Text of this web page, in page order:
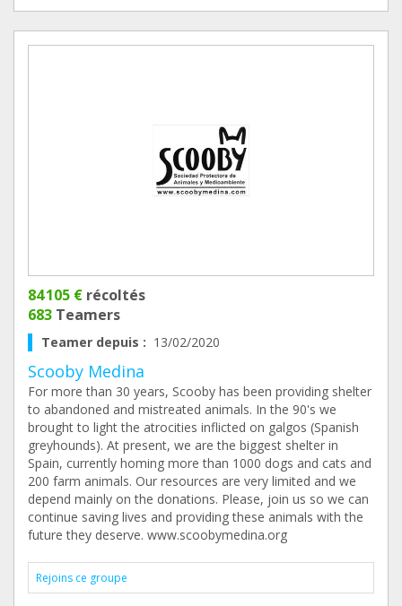
84 105 € récoltés
683 Teamers
Teamer depuis : 13/02/2020
Scooby Medina
For more than 30 years, Scooby has been providing shelter
to abandoned and mistreated animals. In the 90's we
brought to light the atrocities inflicted on galgos (Spanish
greyhounds). At present, we are the biggest shelter in
Spain, currently homing more than 1000 dogs and cats and
200 farm animals. Our resources are very limited and we
depend mainly on the donations. Please, join us so we can
continue saving lives and providing these animals with the
future they deserve. www.scoobymedina.org
Rejoins ce groupe